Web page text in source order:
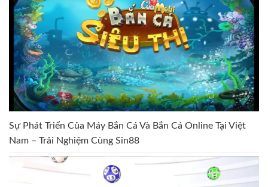
Sự Phát Triển Của Máy Bắn Cá Và Bắn Cá Online Tại Việt
Nam – Trải Nghiệm Cùng Sin88